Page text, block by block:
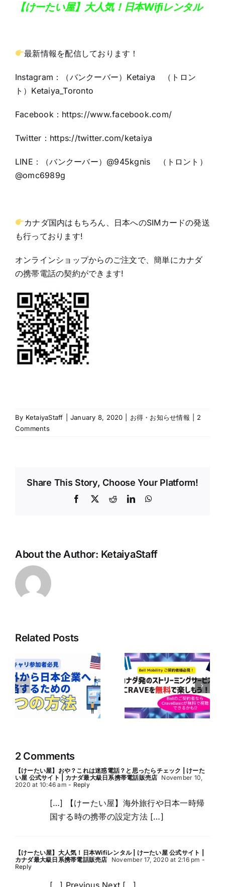
【けーたい屋】大人気！日本Wifiレンタル
最新情報を配信しております！
Instagram：（バンクーバー）Ketaiya （トロン
ト）Ketaiya_Toronto
Facebook：https://www.facebook.com/
Twitter：https://twitter.com/ketaiya
LINE：（バンクーバー）@945kgnis （トロント）
@omc6989g
カナダ国内はもちろん、日本へのSIMカードの発送
も行っております!
オンラインショップからのご注文で、簡単にカナダ
の携帯電話の契約ができます!
By KetaiyaStaff January 8, 2020 お得・お知らせ情報
2
Comments
Share This Story, Choose Your Platform!
Facebook
X RedditLinkedIn
About the Author: KetaiyaStaff
Related Posts
Bell Mobilityユ
ーザー必見！
CraveのBasicプ
ランが無料で楽
しめるかも！？
【Bell契約者は1
年間無料！】
Perplexity Pro
AIの利用ガイド
2 Comments
【けーたい屋】おや？これは迷惑電話？と思ったらチェック | けーた
い屋 公式サイト | カナダ最大級日系携帯電話販売店 November 10,
2020 at 10:46 am - Reply
[…] 【けーたい屋】海外旅行や日本一時帰
国する時の携帯の設定方法 […]
【けーたい屋】大人気！日本Wifiレンタル | けーたい屋 公式サイト |
カナダ最大級日系携帯電話販売店
November 17, 2020 at 2:16 pm -
Reply
[…] Previous Next […]